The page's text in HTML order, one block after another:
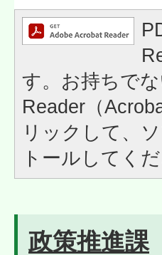
す。お持ちで
Reader（
リックして、
トールしてくだ
政策推進課